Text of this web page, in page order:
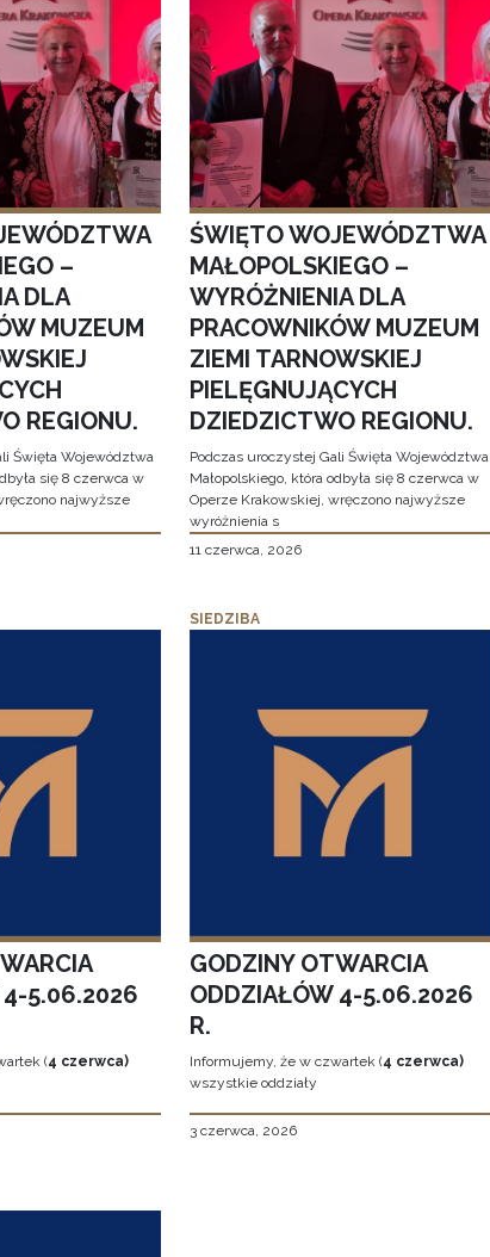
–
DLA
MUZEUM
REGIONU.
Święta Województwa
się 8 czerwca w
najwyższe
ŚWIĘTO WOJEWÓDZTWA
MAŁOPOLSKIEGO –
WYRÓŻNIENIA DLA
PRACOWNIKÓW MUZEUM
ZIEMI TARNOWSKIEJ
PIELĘGNUJĄCYCH
DZIEDZICTWO REGIONU.
Podczas uroczystej Gali Święta Województwa
Małopolskiego, która odbyła się 8 czerwca w
Operze Krakowskiej, wręczono najwyższe
wyróżnienia s
11 czerwca, 2026
4-5.06.2026
(4 czerwca)
SIEDZIBA
GODZINY OTWARCIA
ODDZIAŁÓW 4-5.06.2026
R.
Informujemy, że w czwartek (4 czerwca)
wszystkie oddziały
3 czerwca, 2026